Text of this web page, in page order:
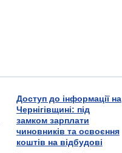
Доступ до інформації на
Чернігівщині: під
замком зарплати
чиновників та освоєння
коштів на відбудові